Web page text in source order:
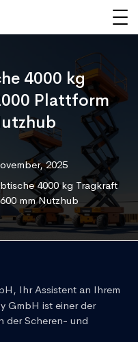
4000 kg
Plattform
2025
4000 kg Tragkraft
mm Nutzhub
Ihr Assistent an Ihrem
GmbH ist einer der
der Scheren- und